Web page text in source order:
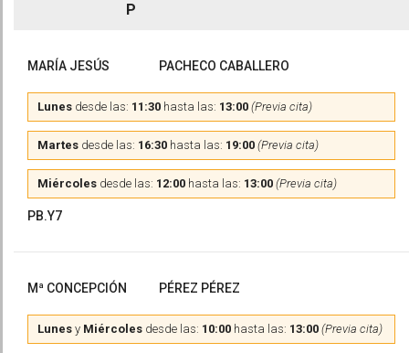
P
MARÍA JESÚS PACHECO CABALLERO
Lunes desde las: 11:30 hasta las: 13:00 (Previa cita)
Martes desde las: 16:30 hasta las: 19:00 (Previa cita)
Miércoles desde las: 12:00 hasta las: 13:00 (Previa cita)
PB.Y7
Mª CONCEPCIÓN PÉREZ PÉREZ
Lunes y Miércoles desde las: 10:00 hasta las: 13:00 (Previa cita)